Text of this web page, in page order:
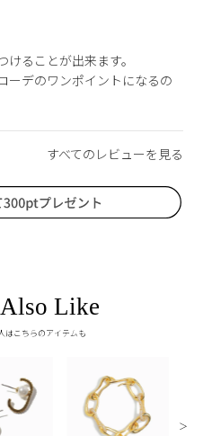
ることが出来ます。
ーデのワンポイントになるの
Like
はこちらのアイテムも
＞